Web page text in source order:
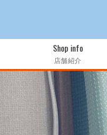
Shop info
店舗紹介